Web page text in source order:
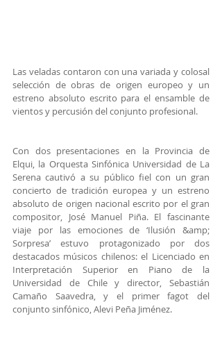
Las veladas contaron con una variada y colosal
selección de obras de origen europeo y un
estreno absoluto escrito para el ensamble de
vientos y percusión del conjunto profesional.
Con dos presentaciones en la Provincia de
Elqui, la Orquesta Sinfónica Universidad de La
Serena cautivó a su público fiel con un gran
concierto de tradición europea y un estreno
absoluto de origen nacional escrito por el gran
compositor, José Manuel Piña. El fascinante
viaje por las emociones de ‘Ilusión &amp;
Sorpresa’ estuvo protagonizado por dos
destacados músicos chilenos: el Licenciado en
Interpretación Superior en Piano de la
Universidad de Chile y director, Sebastián
Camaño Saavedra, y el primer fagot del
conjunto sinfónico, Alevi Peña Jiménez.